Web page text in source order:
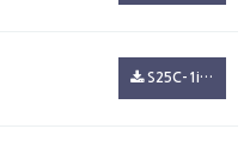
S25C-1i26012709220.pdf(347.3K)